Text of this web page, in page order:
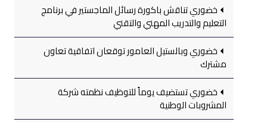
خضوري تناقش باكورة رسائل الماجستير في برنامج
التعليم والتدريب المهني والتقني
خضوري وبالستيل العامور توقعان اتفاقية تعاون
مشترك
خضوري تستضيف يوماً للتوظيف نظمته شركة
المشروبات الوطنية